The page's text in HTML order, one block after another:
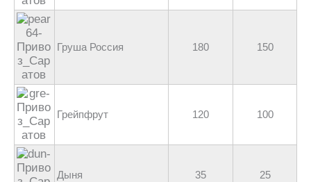
Груша Россия 180 150
Грейпфрут 120 100
Дыня 35 25